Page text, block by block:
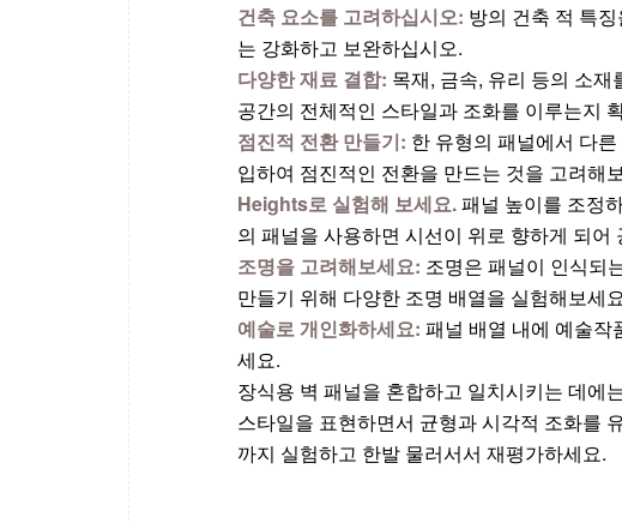
건축 요소를 고려하십시오: 방의 건축 적 특
는 강화하고 보완하십시오.
다양한 재료 결합: 목재, 금속, 유리 등의 소
공간의 전체적인 스타일과 조화를 이루는지
점진적 전환 만들기: 한 유형의 패널에서 다
입하여 점진적인 전환을 만드는 것을 고려해
Heights로 실험해 보세요.패널 높이를 조정
의 패널을 사용하면 시선이 위로 향하게 되어
조명을 고려해보세요: 조명은 패널이 인식되
만들기 위해 다양한 조명 배열을 실험해보세
예술로 개인화하세요: 패널 배열 내에 예술작
세요.
장식용 벽 패널을 혼합하고 일치시키는 데에
스타일을 표현하면서 균형과 시각적 조화를
까지 실험하고 한발 물러서서 재평가하세요.